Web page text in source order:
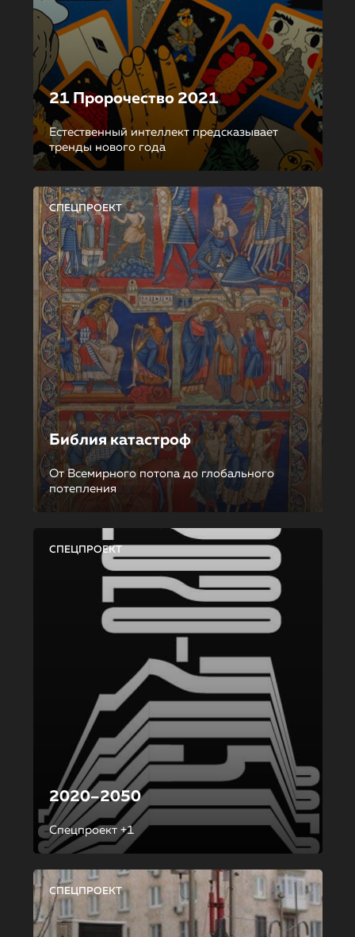
21 Пророчество 2021
Естественный интеллект предсказывает
тренды нового года
СПЕЦПРОЕКТ
Библия катастроф
От Всемирного потопа до глобального
потепления
СПЕЦПРОЕКТ
2020–2050
Спецпроект +1
СПЕЦПРОЕКТ